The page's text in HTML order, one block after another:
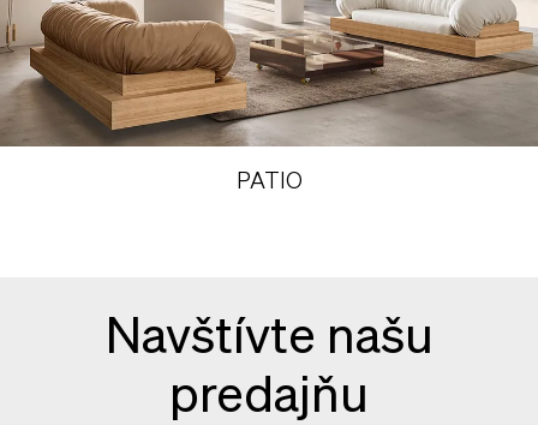
PATIO
Navštívte našu
predajňu